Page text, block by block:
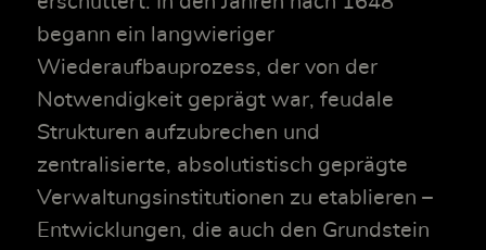
begann ein langwieriger
Wiederaufbauprozess, der von der
Notwendigkeit geprägt war, feudale
Strukturen aufzubrechen und
zentralisierte, absolutistisch geprägte
Verwaltungsinstitutionen zu etablieren –
Entwicklungen, die auch den Grundstein